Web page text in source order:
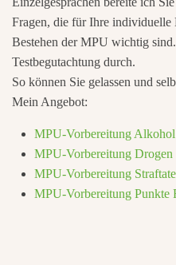
Fragen, die für Ihre
Bestehen der MPU wichtig
Testbegutachtung durch.
So können Sie gelassen und
Mein Angebot:
MPU-Vorbereitung Alkohol
MPU-Vorbereitung Drogen
MPU-Vorbereitung
MPU-Vorbereitung Punkte